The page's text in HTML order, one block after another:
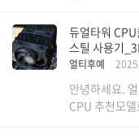
듀얼타워
스틸 사용기
얼티후예
안녕하세요.
CPU 추천모